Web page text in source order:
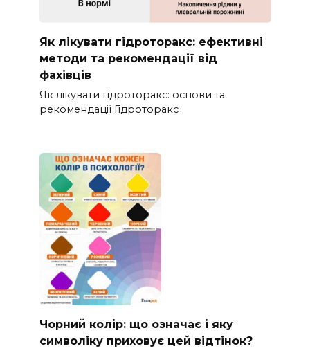
Як лікувати гідроторакс: ефективні
методи та рекомендації від
фахівців
Як лікувати гідроторакс: основи та
рекомендації Гідроторакс
Чорний колір: що означає і яку
символіку приховує цей відтінок?